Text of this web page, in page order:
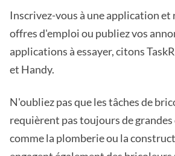
Inscrivez-vous à une application et
offres d'emploi ou publiez vos
applications à essayer, citons
et Handy.
N'oubliez pas que les tâches de
requièrent pas toujours de grandes
comme la plomberie ou la